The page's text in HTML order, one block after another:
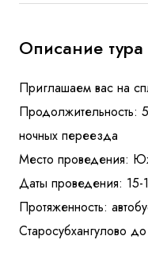
Описание тура
Приглашаем вас на
ночных переезда
Место проведения:
Даты проведения:
Протяженность:
Старосубхангулово до